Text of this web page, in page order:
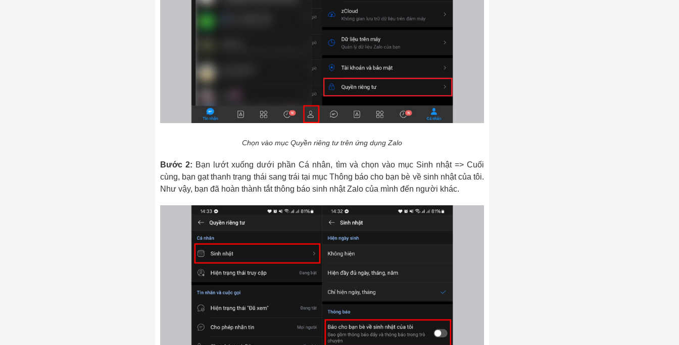
Chọn vào mục Quyền riêng tư trên ứng dụng Zalo
Bước 2: Bạn lướt xuống dưới phần Cá nhân, tìm và chọn vào mục Sinh nhật => Cuối
cùng, bạn gạt thanh trạng thái sang trái tại mục Thông báo cho bạn bè về sinh nhật của tôi.
Như vậy, bạn đã hoàn thành tắt thông báo sinh nhật Zalo của mình đến người khác.